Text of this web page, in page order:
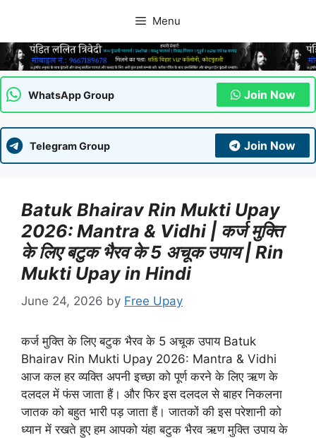
content
Menu
WhatsApp Group Join Now
Telegram Group Join Now
Batuk Bhairav Rin Mukti Upay
2026: Mantra & Vidhi | कर्ज मुक्ति
के लिए बटुक भैरव के 5 अचूक उपाय | Rin
Mukti Upay in Hindi
June 24, 2026 by Free Upay
कर्ज मुक्ति के लिए बटुक भैरव के 5 अचूक उपाय Batuk
Bhairav Rin Mukti Upay 2026: Mantra & Vidhi
आज कल हर व्यक्ति अपनी इच्छा को पूर्ण करने के लिए ऋण के
दलदल में फंस जाता हैं। और फिर इस दलदल से बाहर निकलना
जातक को बहुत भारी पड़ जाता हैं। जातकों की इस परेशानी को
ध्यान में रखते हुए हम आपको यंहा बटुक भैरव ऋण मुक्ति उपाय के